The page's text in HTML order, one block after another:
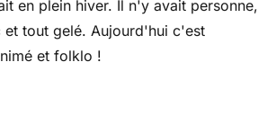
en plein hiver. Il n'y avait personne,
tout gelé. Aujourd'hui c'est
et folklo !